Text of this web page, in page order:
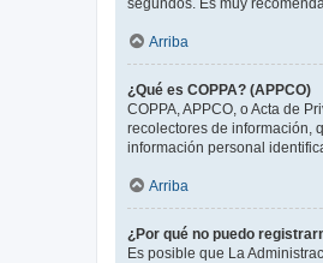
segundos. Es muy
Arriba
¿Qué es COPPA? (APPCO)
COPPA, APPCO, o Acta de
recolectores de información,
información personal
Arriba
¿Por qué no puedo
Es posible que La